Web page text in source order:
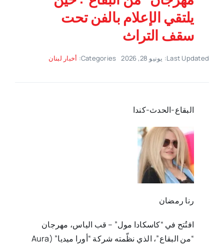
يلتقي الإعلام بالفن تحت
سقف التراث
Last Updated: يونيو 28, 2026 Categories: أخبار لبنان
البقاع-الحدث-كندا
رنا رمضان
افتُتح في “كاسكادا مول” – قب الياس، مهرجان
“من البقاع”، الذي نظّمته شركة “أورا ميديا” (Aura